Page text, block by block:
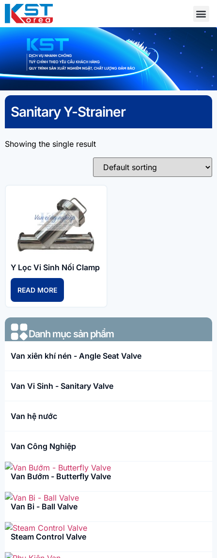
Danh mục sản phẩm​
Van xiên khí nén - Angle Seat Valve
Van Vi Sinh - Sanitary Valve
Van hệ nước
Van Công Nghiệp
Van Bướm - Butterfly Valve
Van Bi - Ball Valve
Steam Control Valve
Sanitary Y-Strainer
Showing the single result
Y Lọc Vi Sinh Nối Clamp
READ MORE